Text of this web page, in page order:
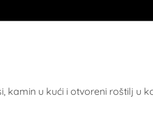
kamin u kući i otvoreni roštilj u